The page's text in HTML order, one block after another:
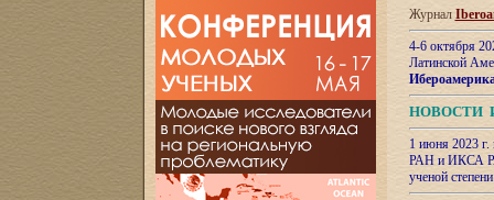
Журнал
4-6 октября
Латинской
НОВОСТИ
1 июня 2023
РАН и ИКСА
ученой